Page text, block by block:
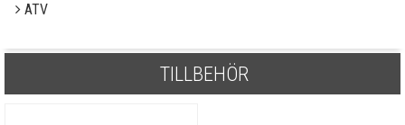
ATV
TILLBEHÖR